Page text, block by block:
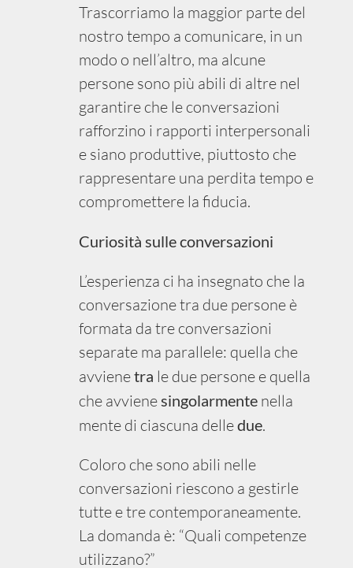
Trascorriamo la maggior parte del
nostro tempo a comunicare, in un
modo o nell’altro, ma alcune
persone sono più abili di altre nel
garantire che le conversazioni
rafforzino i rapporti interpersonali
e siano produttive, piuttosto che
rappresentare una perdita tempo e
compromettere la fiducia.
Curiosità sulle conversazioni
L’esperienza ci ha insegnato che la
conversazione tra due persone è
formata da tre conversazioni
separate ma parallele: quella che
avvienetra le due persone e quella
che avviene singolarmente nella
mente di ciascuna delledue.
Coloro che sono abili nelle
conversazioni riescono a gestirle
tutte e tre contemporaneamente.
La domanda è: “Quali competenze
utilizzano?”